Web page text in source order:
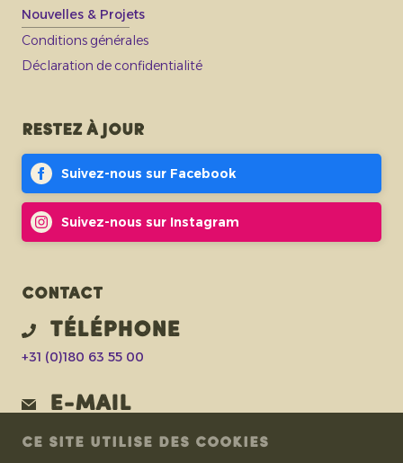
CE SITE UTILISE DES COOKIES
Nouvelles & Projets
Conditions générales
Déclaration de confidentialité
Restez à jour
Suivez-nous sur Facebook
Suivez-nous sur Instagram
Contact
Téléphone
+31 (0)180 63 55 00
E-mail